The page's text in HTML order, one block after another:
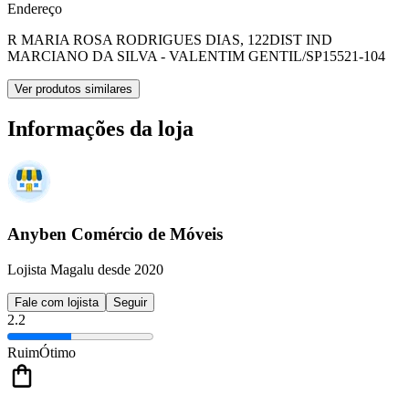
Endereço
R MARIA ROSA RODRIGUES DIAS, 122DIST IND
MARCIANO DA SILVA - VALENTIM GENTIL/SP15521-104
Ver produtos similares
Informações da loja
Anyben Comércio de Móveis
Lojista Magalu desde 2020
Fale com lojista Seguir
2.2
RuimÓtimo